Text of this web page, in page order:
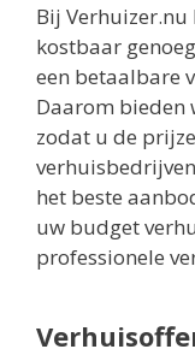
Bij
kostbaar
een betaalbare
Daarom bieden
zodat u de
het beste
uw budget
professionele